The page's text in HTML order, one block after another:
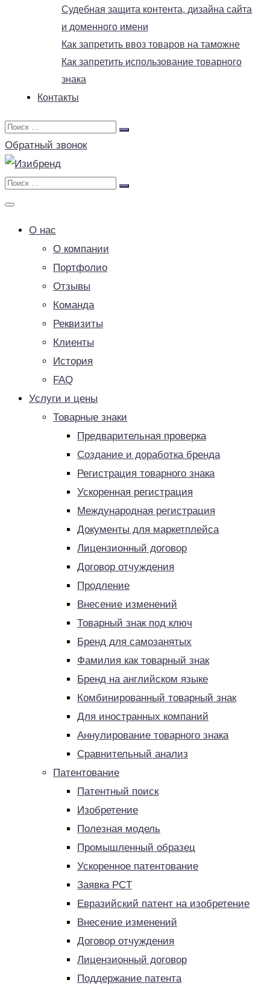
Судебная защита контента, дизайна сайта
и доменного имени
Как запретить ввоз товаров на таможне
Как запретить использование товарного
знака
Контакты
Обратный звонок
О нас
О компании
Портфолио
Отзывы
Команда
Реквизиты
Клиенты
История
FAQ
Услуги и цены
Товарные знаки
Предварительная проверка
Создание и доработка бренда
Регистрация товарного знака
Ускоренная регистрация
Международная регистрация
Документы для маркетплейса
Лицензионный договор
Договор отчуждения
Продление
Внесение изменений
Товарный знак под ключ
Бренд для самозанятых
Фамилия как товарный знак
Бренд на английском языке
Комбинированный товарный знак
Для иностранных компаний
Аннулирование товарного знака
Сравнительный анализ
Патентование
Патентный поиск
Изобретение
Полезная модель
Промышленный образец
Ускоренное патентование
Заявка PCT
Евразийский патент на изобретение
Внесение изменений
Договор отчуждения
Лицензионный договор
Поддержание патента